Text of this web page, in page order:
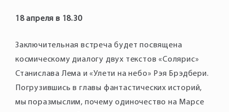
18 апреля в 18.30
Заключительная встреча будет посвящена
космическому диалогу двух текстов «Солярис»
Станислава Лема и «Улети на небо» Рэя Брэдбери.
Погрузившись в главы фантастических историй,
мы поразмыслим, почему одиночество на Марсе